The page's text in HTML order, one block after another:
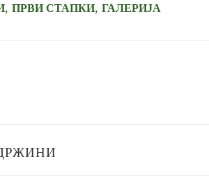
, ПРВИ СТАПКИ, ГАЛЕРИЈА